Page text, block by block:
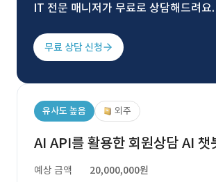
IT 전문 매니저가 무료로 상담해드려요.
무료 상담 신청
유사도 높음 외주
AI API를 활용한 회원상담 AI 챗
예상 금액
20,000,000원